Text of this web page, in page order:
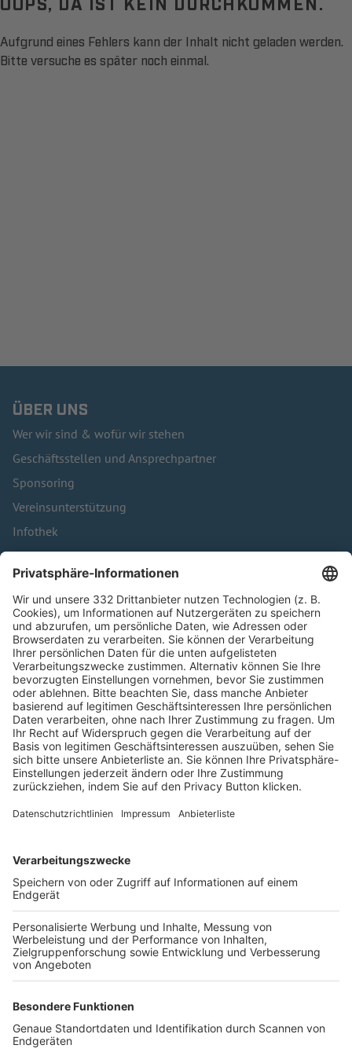
Aufgrund eines Fehlers kann der Inhalt nicht geladen werden.
Bitte versuche es später noch einmal.
ÜBER UNS
Wer wir sind & wofür wir stehen
Geschäftsstellen und Ansprechpartner
Sponsoring
Vereinsunterstützung
Infothek
Kontakt
HÄUFIG BESUCHTE SEITEN
Pässe und Vereinswechsel
Trainerausbildung
Schulungsangebot Vereinsmitarbeiter
BFV-Geschäftsstellen
Trainerbörse
Login SpielPlus
FOLGE DEM BFV
TOP-VEREINE
TOP-PARTNER